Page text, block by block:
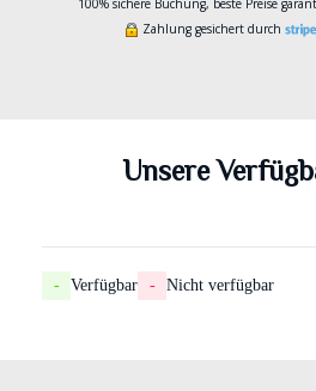
100% sichere Buchung, beste Preise
Zahlung gesichert durch
Unsere
- Verfügbar - Nicht verfügbar